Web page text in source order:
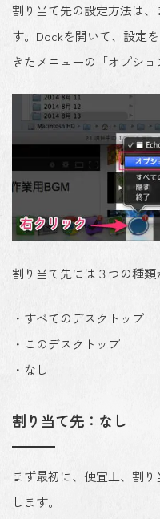
割り当て先の設定方法は
す。Dockを開いて、設定
きたメニューの「オプショ
割り当て先には３つの種類
・すべてのデスクトップ
・このデスクトップ
・なし
割り当て先：なし
まず最初に、便宜上、割
します。